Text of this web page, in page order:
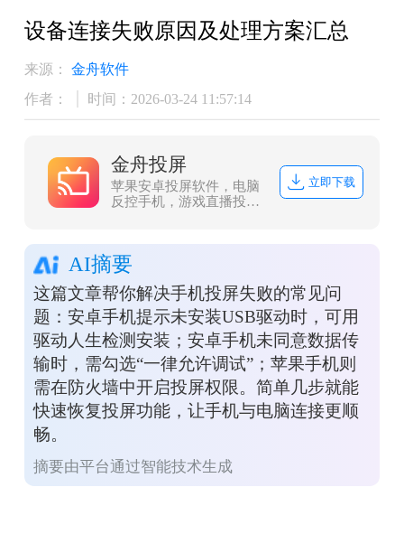
设备连接失败原因及处理方案汇总
来源：
金舟软件
作者：
时间：2026-03-24 11:57:14
金舟投屏
苹果安卓投屏软件，电脑
反控手机，游戏直播投
立即下载
AI摘要
这篇文章帮你解决手机投屏失败的常见问
题：安卓手机提示未安装USB驱动时，可用
驱动人生检测安装；安卓手机未同意数据传
输时，需勾选“一律允许调试”；苹果手机则
需在防火墙中开启投屏权限。简单几步就能
快速恢复投屏功能，让手机与电脑连接更顺
畅。
摘要由平台通过智能技术生成